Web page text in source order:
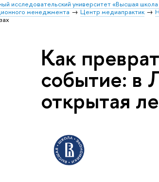
исследовательский университет «Высшая
менеджмента
Центр медиапрактик
Как
событие: в
открытая